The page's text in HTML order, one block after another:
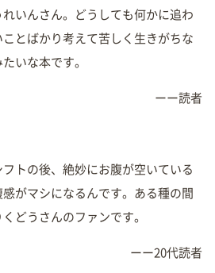
いんさん。どうしても何かに追わ
とばかり考えて苦しく生きがちな
いな本です。
ーー読者
トの後、絶妙にお腹が空いている
がマシになるんです。ある種の間
どうさんのファンです。
ーー20代読者